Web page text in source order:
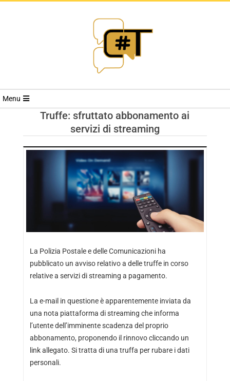
RIVISTA
TRENDS
Menu
Truffe: sfruttato abbonamento ai
servizi di streaming
La Polizia Postale e delle Comunicazioni ha
pubblicato un avviso relativo a delle truffe in corso
relative a servizi di streaming a pagamento.
La e-mail in questione è apparentemente inviata da
una nota piattaforma di streaming che informa
l’utente dell’imminente scadenza del proprio
abbonamento, proponendo il rinnovo cliccando un
link allegato. Si tratta di una truffa per rubare i dati
personali.